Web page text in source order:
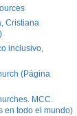
Cristiana
inclusivo,
(Página
MCC.
en todo el mundo)